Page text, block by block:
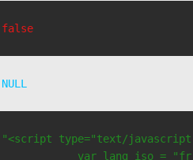
false
NULL
"<script type="text/
var lang_iso =